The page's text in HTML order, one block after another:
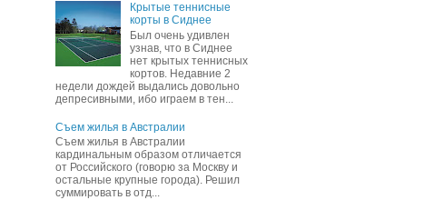
Крытые теннисные
корты в Сиднее
Был очень удивлен
узнав, что в Сиднее
нет крытых теннисных
кортов. Недавние 2
недели дождей выдались довольно
депресивными, ибо играем в тен...
Съем жилья в Австралии
Съем жилья в Австралии
кардинальным образом отличается
от Российского (говорю за Москву и
остальные крупные города). Решил
суммировать в отд...